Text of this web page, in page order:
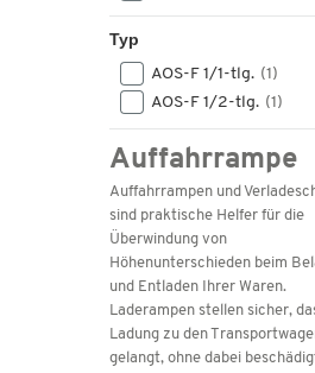
Typ
AOS-F 1/1-tlg. (1)
AOS-F 1/2-tlg. (1)
Auffahrrampe
Auffahrrampen und
sind praktische Helfer für die
Überwindung von
Höhenunterschieden beim
und Entladen Ihrer Waren.
Laderampen stellen sicher,
Ladung zu den
gelangt, ohne dabei